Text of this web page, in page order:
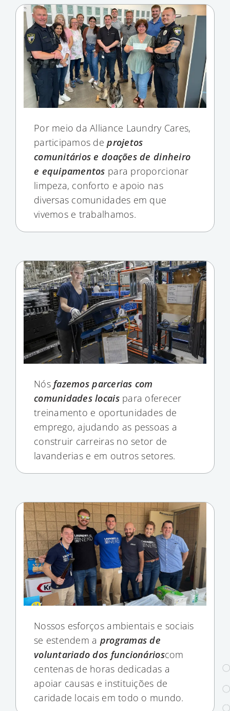
Por meio da Alliance Laundry Cares,
participamos deprojetos
comunitários e doações de dinheiro
e equipamentos para proporcionar
limpeza, conforto e apoio nas
diversas comunidades em que
vivemos e trabalhamos.
Nósfazemos parcerias com
comunidades locaispara oferecer
treinamento e oportunidades de
emprego, ajudando as pessoas a
construir carreiras no setor de
lavanderias e em outros setores.
Nossos esforços ambientais e sociais
se estendem a programas de
voluntariado dos funcionárioscom
centenas de horas dedicadas a
apoiar causas e instituições de
caridade locais em todo o mundo.